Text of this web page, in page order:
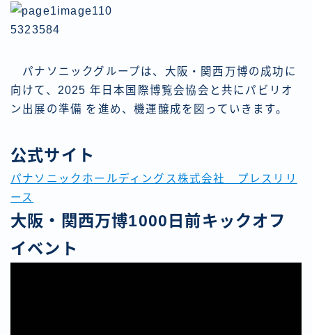
パナソニックグループは、大阪・関西万博の成功に
向けて、2025 年日本国際博覧会協会と共にパビリオ
ン出展の準備 を進め、機運醸成を図っていきます。
公式サイト
パナソニックホールディングス株式会社 プレスリリ
ース
大阪・関西万博1000日前キックオフ
イベント